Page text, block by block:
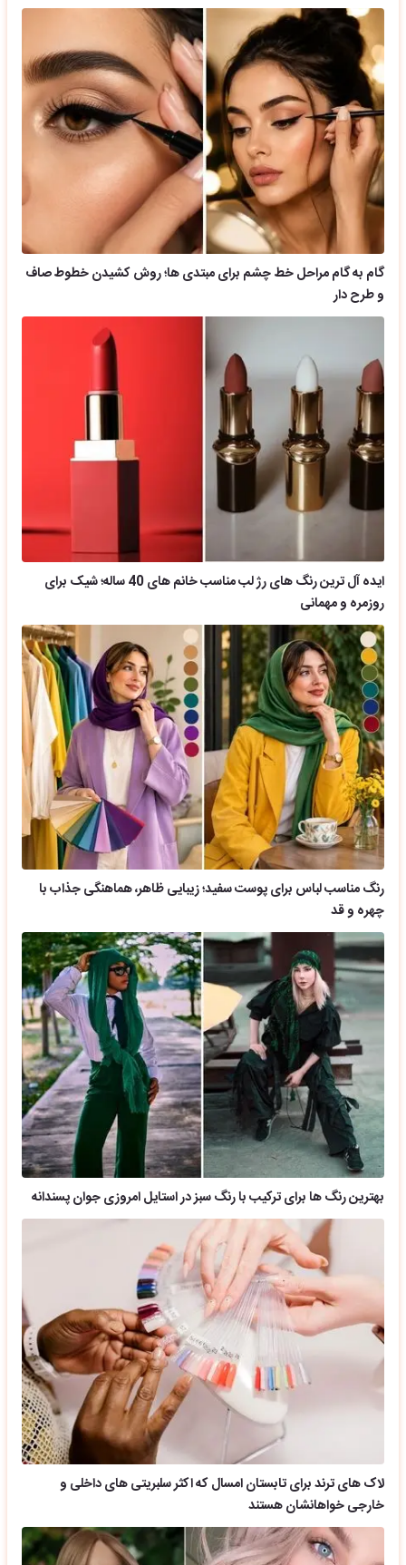
گام به گام مراحل خط چشم برای مبتدی ها؛ روش کشیدن خطوط صاف
و طرح دار
ایده آل ترین رنگ های رژ لب مناسب خانم های 40 ساله؛ شیک برای
روزمره و مهمانی
رنگ مناسب لباس برای پوست سفید؛ زیبایی ظاهر، هماهنگی جذاب با
چهره و قد
بهترین رنگ ها برای ترکیب با رنگ سبز در استایل امروزی جوان پسندانه
لاک های ترند برای تابستان امسال که اکثر سلبریتی های داخلی و
خارجی خواهانشان هستند